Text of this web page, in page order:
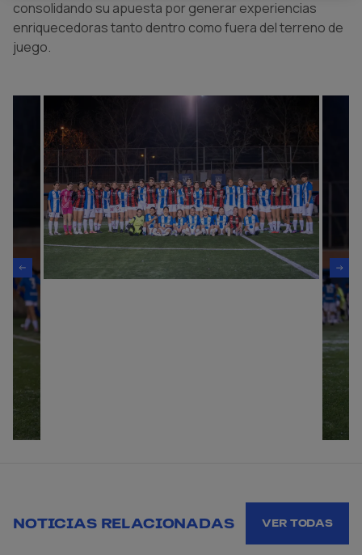
consolidando su apuesta por generar experiencias
enriquecedoras tanto dentro como fuera del terreno de
juego.
NOTICIAS RELACIONADAS VER TODAS